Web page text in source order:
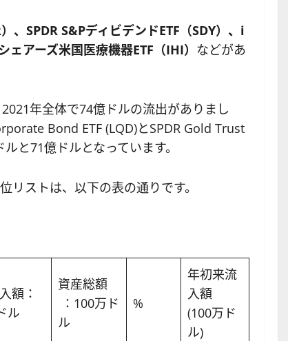
、SPDR S&PディビデンドETF（SDY）、i
アーズ米国医療機器ETF（IHI） などがあ
年全体で74億ドルの流出がありまし
Bond ETF (LQD)とSPDR Gold Trust
と71億ドルとなっています。
ストは、以下の表の通りです。
額：
ル
資産総額
：100万ド
ル
%
年初来流
入額
(100万ド
ル)